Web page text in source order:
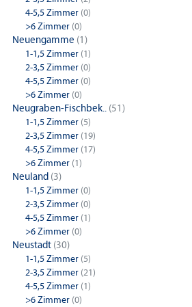
4-5,5 Zimmer (0)
>6 Zimmer (0)
Neuengamme (1)
1-1,5 Zimmer (1)
2-3,5 Zimmer (0)
4-5,5 Zimmer (0)
>6 Zimmer (0)
Neugraben-Fischbek.. (51)
1-1,5 Zimmer (5)
2-3,5 Zimmer (19)
4-5,5 Zimmer (17)
>6 Zimmer (1)
Neuland (3)
1-1,5 Zimmer (0)
2-3,5 Zimmer (0)
4-5,5 Zimmer (1)
>6 Zimmer (0)
Neustadt (30)
1-1,5 Zimmer (5)
2-3,5 Zimmer (21)
4-5,5 Zimmer (1)
>6 Zimmer (0)